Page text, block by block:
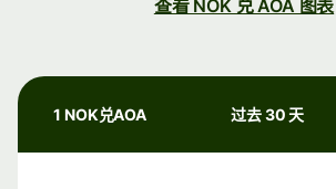
查看 NOK 兑 AOA 图表
1 NOK兑AOA 过去 30 天